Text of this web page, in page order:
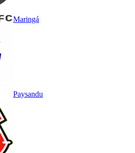
Maringá
Paysandu